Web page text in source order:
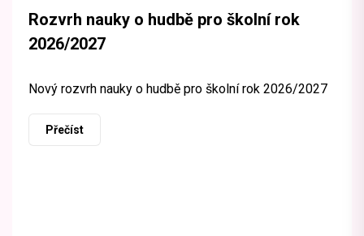
Rozvrh nauky o hudbě pro školní rok
2026/2027
Nový rozvrh nauky o hudbě pro školní rok 2026/2027
Přečíst